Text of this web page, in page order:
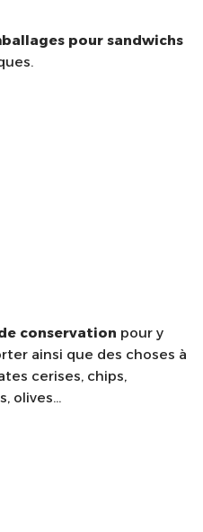
pour sandwichs
conservation pour y
ainsi que des choses à
cerises, chips,
olives…